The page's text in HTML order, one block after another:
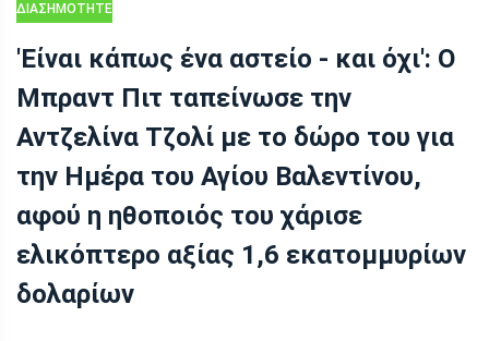
ΔΙΑΣΗΜΌΤΗΤΕΣ
'Είναι κάπως ένα αστείο - και όχι': Ο
Μπραντ Πιτ ταπείνωσε την
Αντζελίνα Τζολί με το δώρο του για
την Ημέρα του Αγίου Βαλεντίνου,
αφού η ηθοποιός του χάρισε
ελικόπτερο αξίας 1,6 εκατομμυρίων
δολαρίων